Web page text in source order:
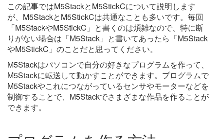
この記事ではM5StackとM5StickCについて説明します
が、M5StackとM5StickCは共通なことも多いです。毎回
「M5StackやM5StickC」と書くのは煩雑なので、特に断
りがない場合は「M5Stack」と書いてあったら「M5Stack
やM5StickC」のことだと思ってください。
M5Stackはパソコンで自分の好きなプログラムを作って、
M5Stackに転送して動かすことができます。プログラムで
M5Stackやこれにつながっているセンサやモーターなどを
制御することで、M5Stackでさまざまな作品を作ることが
できます。